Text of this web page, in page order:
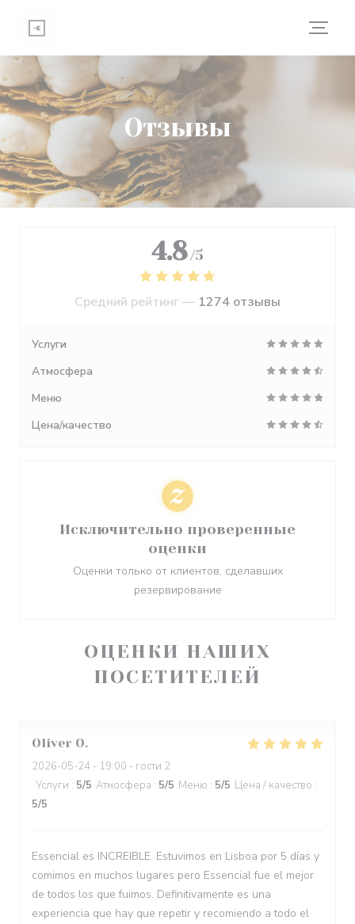
Отзывы
ОЦЕНКИ НАШИХ
ПОСЕТИТЕЛЕЙ
Oliver O
2026-05-24 - 19:00 - гости 2
Услуги : 5/5 Атмосфера : 5/5 Меню : 5/5 Цена / качество :
5/5
Essencial es INCREIBLE. Estuvimos en Lisboa por 5 días y
comimos en muchos lugares pero Essencial fue el mejor
de todos los que fuimos. Definitivamente es una
experiencia que hay que repetir y recomiendo a todo el
4.8 /5
Средний рейтинг — 1274 отзывы
Услуги
Атмосфера
Меню
Цена/качество
Исключительно проверенные
оценки
Оценки только от клиентов, сделавших
резервирование